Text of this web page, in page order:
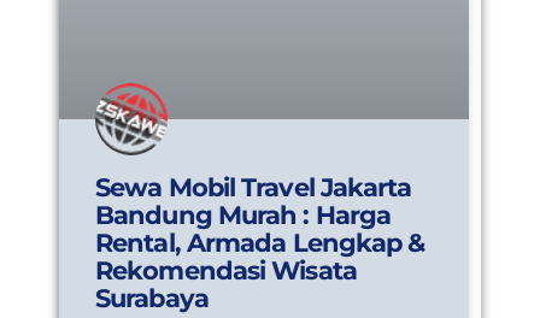
Sewa Mobil Travel Jakarta
Bandung Murah : Harga
Rental, Armada Lengkap &
Rekomendasi Wisata
Surabaya